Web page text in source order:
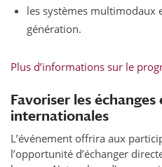
les systèmes multimodaux
génération.
Plus d’informations sur le
Favoriser les
internationales
L’événement offrira aux
l’opportunité d’échanger